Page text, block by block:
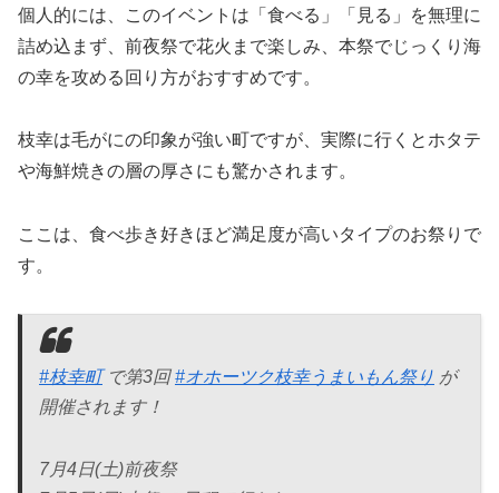
個人的には、このイベントは「食べる」「見る」を無理に
詰め込まず、前夜祭で花火まで楽しみ、本祭でじっくり海
の幸を攻める回り方がおすすめです。
枝幸は毛がにの印象が強い町ですが、実際に行くとホタテ
や海鮮焼きの層の厚さにも驚かされます。
ここは、食べ歩き好きほど満足度が高いタイプのお祭りで
す。
#枝幸町で第3回#オホーツク枝幸うまいもん祭り が
開催されます！
7月4日(土)前夜祭